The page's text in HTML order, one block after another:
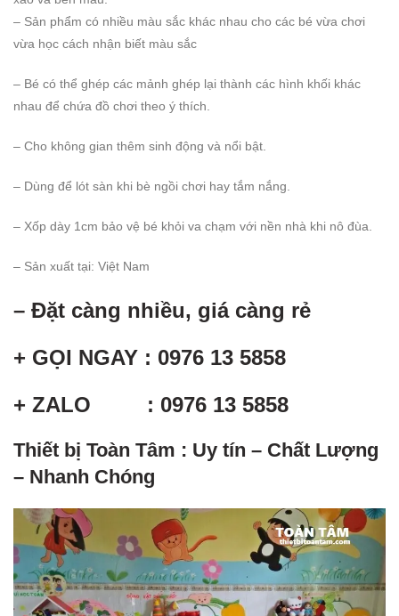
– Sản phẩm có nhiều màu sắc khác nhau cho các bé vừa chơi
vừa học cách nhận biết màu sắc
– Bé có thể ghép các mảnh ghép lại thành các hình khối khác
nhau để chứa đồ chơi theo ý thích.
– Cho không gian thêm sinh động và nổi bật.
– Dùng để lót sàn khi bè ngồi chơi hay tắm nắng.
– Xốp dày 1cm bảo vệ bé khỏi va chạm với nền nhà khi nô đùa.
– Sản xuất tại: Việt Nam
– Đặt càng nhiều, giá càng rẻ
+ GỌI NGAY : 0976 13 5858
+ ZALO : 0976 13 5858
Thiết bị Toàn Tâm : Uy tín – Chất Lượng
– Nhanh Chóng